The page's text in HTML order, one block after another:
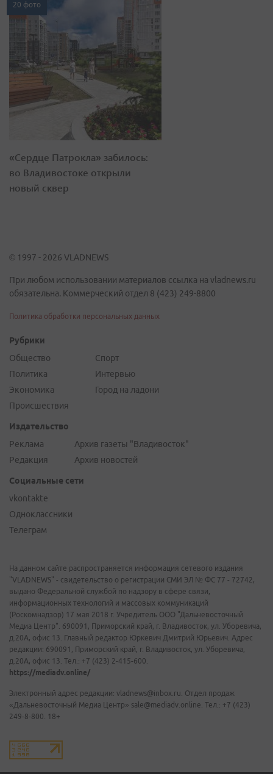
20 фото
«Сердце Патрокла» забилось:
во Владивостоке открыли
новый сквер
© 1997 - 2026 VLADNEWS
При любом использовании материалов ссылка на vladnews.ru
обязательна. Коммерческий отдел 8 (423) 249-8800
Политика обработки персональных данных
Рубрики
Общество
Политика
Экономика
Происшествия
Спорт
Интервью
Город на ладони
Издательство
Реклама
Редакция
Архив газеты "Владивосток"
Архив новостей
Социальные сети
vkontakte
Одноклассники
Телеграм
На данном сайте распространяется информация сетевого издания
"VLADNEWS" - свидетельство о регистрации СМИ ЭЛ № ФС 77 - 72742,
выдано Федеральной службой по надзору в сфере связи,
информационных технологий и массовых коммуникаций
(Роскомнадзор) 17 мая 2018 г. Учредитель ООО "Дальневосточный
Медиа Центр". 690091, Приморский край, г. Владивосток, ул. Уборевича,
д.20А, офис 13. Главный редактор Юркевич Дмитрий Юрьевич. Адрес
редакции: 690091, Приморский край, г. Владивосток, ул. Уборевича,
д.20А, офис 13. Тел.: +7 (423) 2-415-600.
https://mediadv.online/
Электронный адрес редакции: vladnews@inbox.ru. Отдел продаж
«Дальневосточный Медиа Центр» sale@mediadv.online. Тел.: +7 (423)
249-8-800. 18+